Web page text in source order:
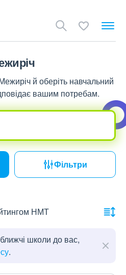
й оберіть навчальний
вашим потребам.
Фільтри
НМТ
школи до вас,
.